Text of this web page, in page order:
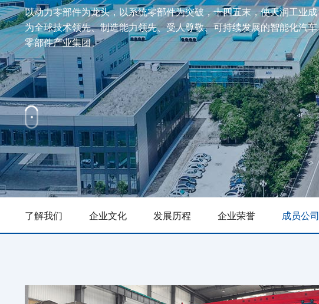
以动力零部件为龙头，以系统零部件为突破，十四五末，使天润工业成
为全球技术领先、制造能力领先、受人尊敬、可持续发展的智能化汽车
零部件产业集团。
了解我们 企业文化 发展历程 企业荣誉 成员公司